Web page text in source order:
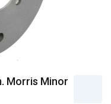
Morris Minor